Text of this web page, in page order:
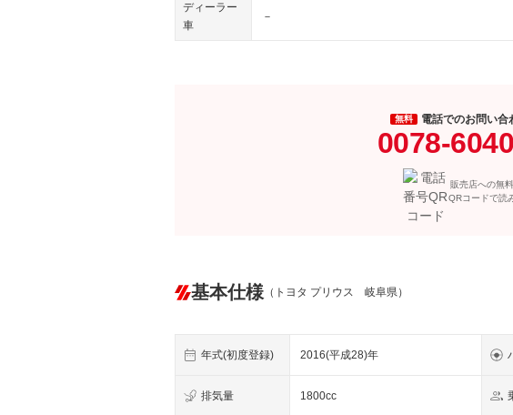
ディーラー
車
－
無料 電話でのお問い合
0078-
販売店への無
QRコードで読
基本仕様 （トヨタ プリウス 岐阜県）
年式(初度登録) 2016(平成28)年
排気量 1800cc